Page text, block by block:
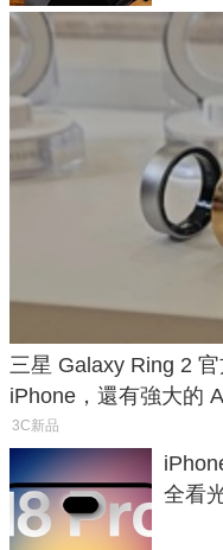
三星 Galaxy Ring 2
iPhone，還有強大的
3C新品
全看